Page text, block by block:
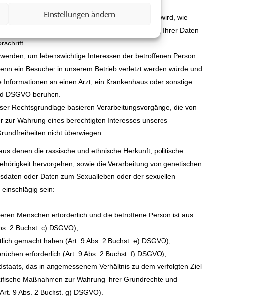
Einstellungen ändern
oder Leistungen.
von personenbezogenen Daten erforderlich wird, wie
Einreise in die USA, so basiert die Verarbeitung Ihrer Daten
um lebenswichtige Interessen der betroffenen Person
ein Besucher in unserem Betrieb verletzt werden würde und
an einen Arzt, ein Krankenhaus oder sonstige
DSGVO beruhen.
Rechtsgrundlage basieren Verarbeitungsvorgänge, die von
zur Wahrung eines berechtigten Interesses unseres
nicht überwiegen.
denen die rassische und ethnische Herkunft, politische
hervorgehen, sowie die Verarbeitung von genetischen
oder Daten zum Sexualleben oder der sexuellen
sein:
Menschen erforderlich und die betroffene Person ist aus
2 Buchst. c) DSGVO);
gemacht haben (Art. 9 Abs. 2 Buchst. e) DSGVO);
erforderlich (Art. 9 Abs. 2 Buchst. f) DSGVO);
das in angemessenem Verhältnis zu dem verfolgten Ziel
Maßnahmen zur Wahrung Ihrer Grundrechte und
9 Abs. 2 Buchst. g) DSGVO).